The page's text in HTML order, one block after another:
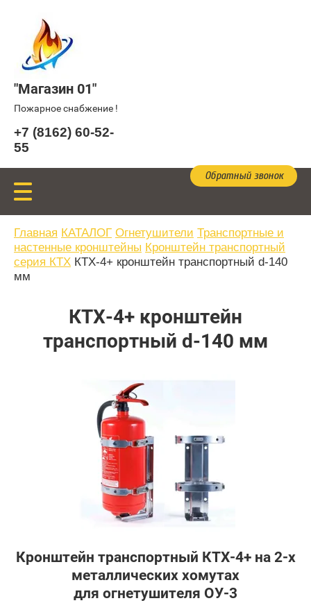
"Магазин 01"
Пожарное снабжение !
Обратный звонок
+7 (8162) 60-52-
55
Главная КАТАЛОГ Огнетушители Транспортные и
настенные кронштейны Кронштейн транспортный
серия КТХ КТХ-4+ кронштейн транспортный d-140
мм
КТХ-4+ кронштейн
транспортный d-140 мм
Кронштейн транспортный КТХ-4+ на 2-х
металлических хомутах
для огнетушителя ОУ-3